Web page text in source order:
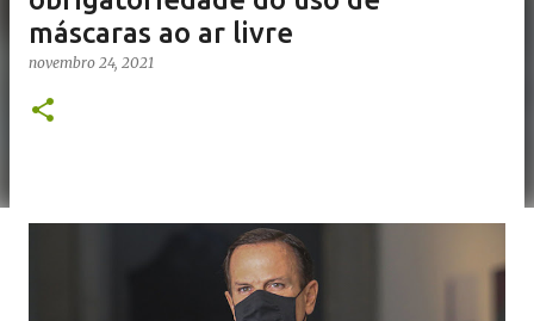
máscaras ao ar livre
novembro 24, 2021